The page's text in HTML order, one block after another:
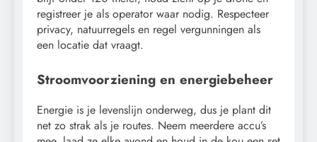
registreer je als operator waar nodig. Respecteer
privacy, natuurregels en regel vergunningen als
een locatie dat vraagt.
Stroomvoorziening en energiebeheer
Energie is je levenslijn onderweg, dus je plant dit
net zo strak als je routes. Neem meerdere accu’s